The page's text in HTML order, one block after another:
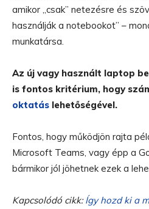
amikor „csak” netezésre és
használják a notebookot” –
munkatársa.
Az új vagy használt laptop
is fontos kritérium, hogy
oktatás lehetőségével.
Fontos, hogy működjön rajta
Microsoft Teams, vagy épp a
bármikor jól jöhetnek ezek a
Kapcsolódó cikk:Így hozd ki a